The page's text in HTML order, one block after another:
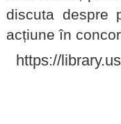
discuta despre
acțiune în
https://